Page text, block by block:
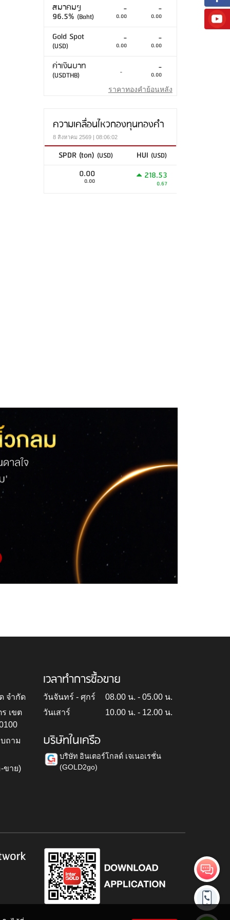
สมาคมฯ
96.5% (Baht)
-
0.00
-
0.00
Gold Spot
(USD)
-
0.00
-
0.00
ค่าเงินบาท
(USDTHB) - -
0.00
ราคาทองคำย้อนหลัง
ความเคลื่อนไหวกองทุนทองคำ
8 สิงหาคม 2569 | 08:06:02
SPDR (ton) (USD) HUI (USD)
0.00
0.00 218.53
0.67
จำกัด
เขต
ถาม
ขาย)
เวลาทำการซื้อขาย
วันจันทร์ - ศุกร์
08.00 น. - 05.00 น.
วันเสาร์
10.00 น. - 12.00 น.
บริษัทในเครือ
บริษัท อินเตอร์โกลด์ เจเนอเรชั่น
(GOLD2go)